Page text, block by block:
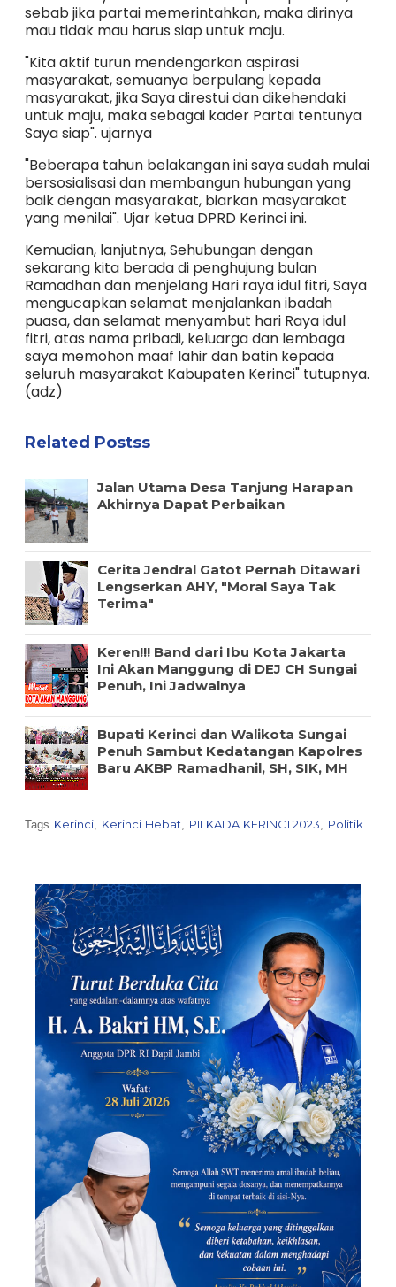
sebab jika partai memerintahkan, maka dirinya
mau tidak mau harus siap untuk maju.
"Kita aktif turun mendengarkan aspirasi
masyarakat, semuanya berpulang kepada
masyarakat, jika Saya direstui dan dikehendaki
untuk maju, maka sebagai kader Partai tentunya
Saya siap". ujarnya
"Beberapa tahun belakangan ini saya sudah mulai
bersosialisasi dan membangun hubungan yang
baik dengan masyarakat, biarkan masyarakat
yang menilai". Ujar ketua DPRD Kerinci ini.
Kemudian, lanjutnya, Sehubungan dengan
sekarang kita berada di penghujung bulan
Ramadhan dan menjelang Hari raya idul fitri, Saya
mengucapkan selamat menjalankan ibadah
puasa, dan selamat menyambut hari Raya idul
fitri, atas nama pribadi, keluarga dan lembaga
saya memohon maaf lahir dan batin kepada
seluruh masyarakat Kabupaten Kerinci" tutupnya.
(adz)
Related Postss
Jalan Utama Desa Tanjung Harapan
Akhirnya Dapat Perbaikan
Cerita Jendral Gatot Pernah Ditawari
Lengserkan AHY, "Moral Saya Tak
Terima"
Keren!!! Band dari Ibu Kota Jakarta
Ini Akan Manggung di DEJ CH Sungai
Penuh, Ini Jadwalnya
Bupati Kerinci dan Walikota Sungai
Penuh Sambut Kedatangan Kapolres
Baru AKBP Ramadhanil, SH, SIK, MH
Tags Kerinci Kerinci Hebat PILKADA KERINCI 2023 Politik